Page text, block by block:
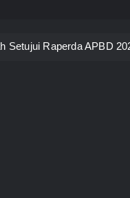
Setujui Raperda APBD